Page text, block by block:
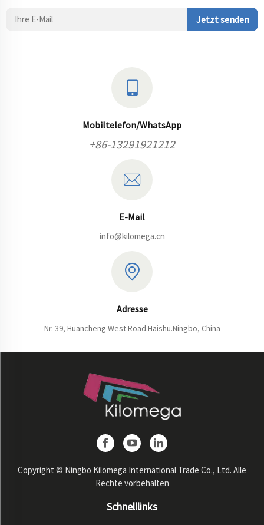
Jetzt senden
Mobiltelefon/WhatsApp
+86-13291921212
E-Mail
info@kilomega.cn
Adresse
Nr. 39, Huancheng West Road.Haishu.Ningbo, China
Copyright © Ningbo Kilomega International Trade Co., Ltd. Alle
Rechte vorbehalten
Schnelllinks